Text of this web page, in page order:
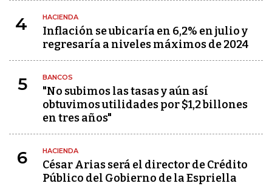
4 HACIENDA
Inflación se ubicaría en 6,2% en julio y
regresaría a niveles máximos de 2024
5 BANCOS
"No subimos las tasas y aún así
obtuvimos utilidades por $1,2 billones
en tres años"
6 HACIENDA
César Arias será el director de Crédito
Público del Gobierno de la Espriella